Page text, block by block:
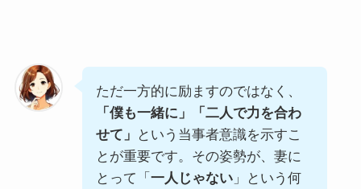
ただ一方的に励ますのではなく、
「僕も一緒に」「二人で力を合わ
せて」
という当事者意識を示すこ
とが重要です。その姿勢が、妻に
とって「 一人じゃない」という何